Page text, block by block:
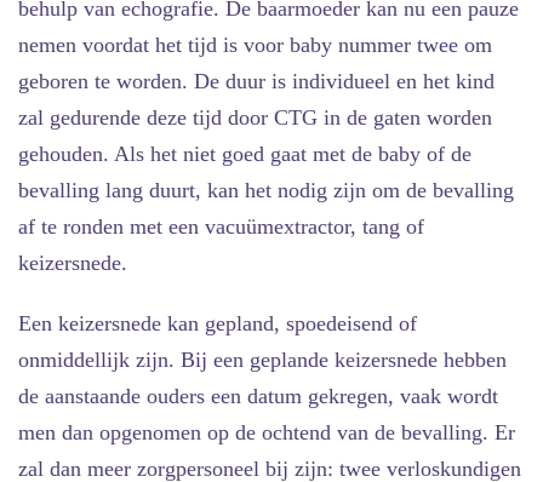
behulp van echografie. De baarmoeder kan nu een pauze
nemen voordat het tijd is voor baby nummer twee om
geboren te worden. De duur is individueel en het kind
zal gedurende deze tijd door CTG in de gaten worden
gehouden. Als het niet goed gaat met de baby of de
bevalling lang duurt, kan het nodig zijn om de bevalling
af te ronden met een vacuümextractor, tang of
keizersnede.
Een keizersnede kan gepland, spoedeisend of
onmiddellijk zijn. Bij een geplande keizersnede hebben
de aanstaande ouders een datum gekregen, vaak wordt
men dan opgenomen op de ochtend van de bevalling. Er
zal dan meer zorgpersoneel bij zijn: twee verloskundigen